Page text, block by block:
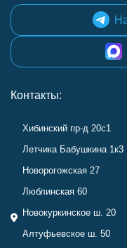
Контакты:
Хибинский пр-д 20с1
Летчика Бабушкина 1к3
Новорогожская 27
Люблинская 60
Новокуркинское ш. 20
Алтуфьевское ш. 50